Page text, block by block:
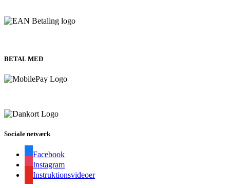
BETAL MED
Sociale netværk
Facebook
Instagram
Instruktionsvideoer